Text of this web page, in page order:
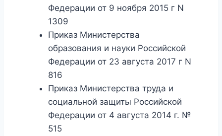
Федерации от 9 ноября 2015 г N
1309
Приказ Министерства
образования и науки Российской
Федерации от 23 августа 2017 г N
816
Приказ Министерства труда и
социальной защиты Российской
Федерации от 4 августа 2014 г. №
515